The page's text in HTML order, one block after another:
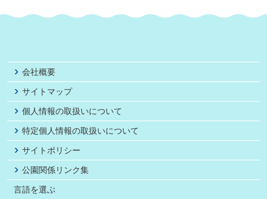
会社概要
サイトマップ
個人情報の取扱いについて
特定個人情報の取扱いについて
サイトポリシー
公園関係リンク集
言語を選ぶ